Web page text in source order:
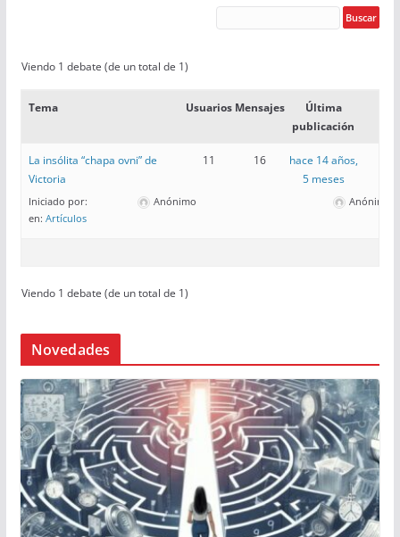
Viendo 1 debate (de un total de 1)
Tema Usuarios Mensajes
Última
publicación
La insólita “chapa ovni” de
Victoria
Iniciado por:
Anónimo
en: Artículos
11 16
hace 14 años,
5 meses
Anónimo
Viendo 1 debate (de un total de 1)
Novedades